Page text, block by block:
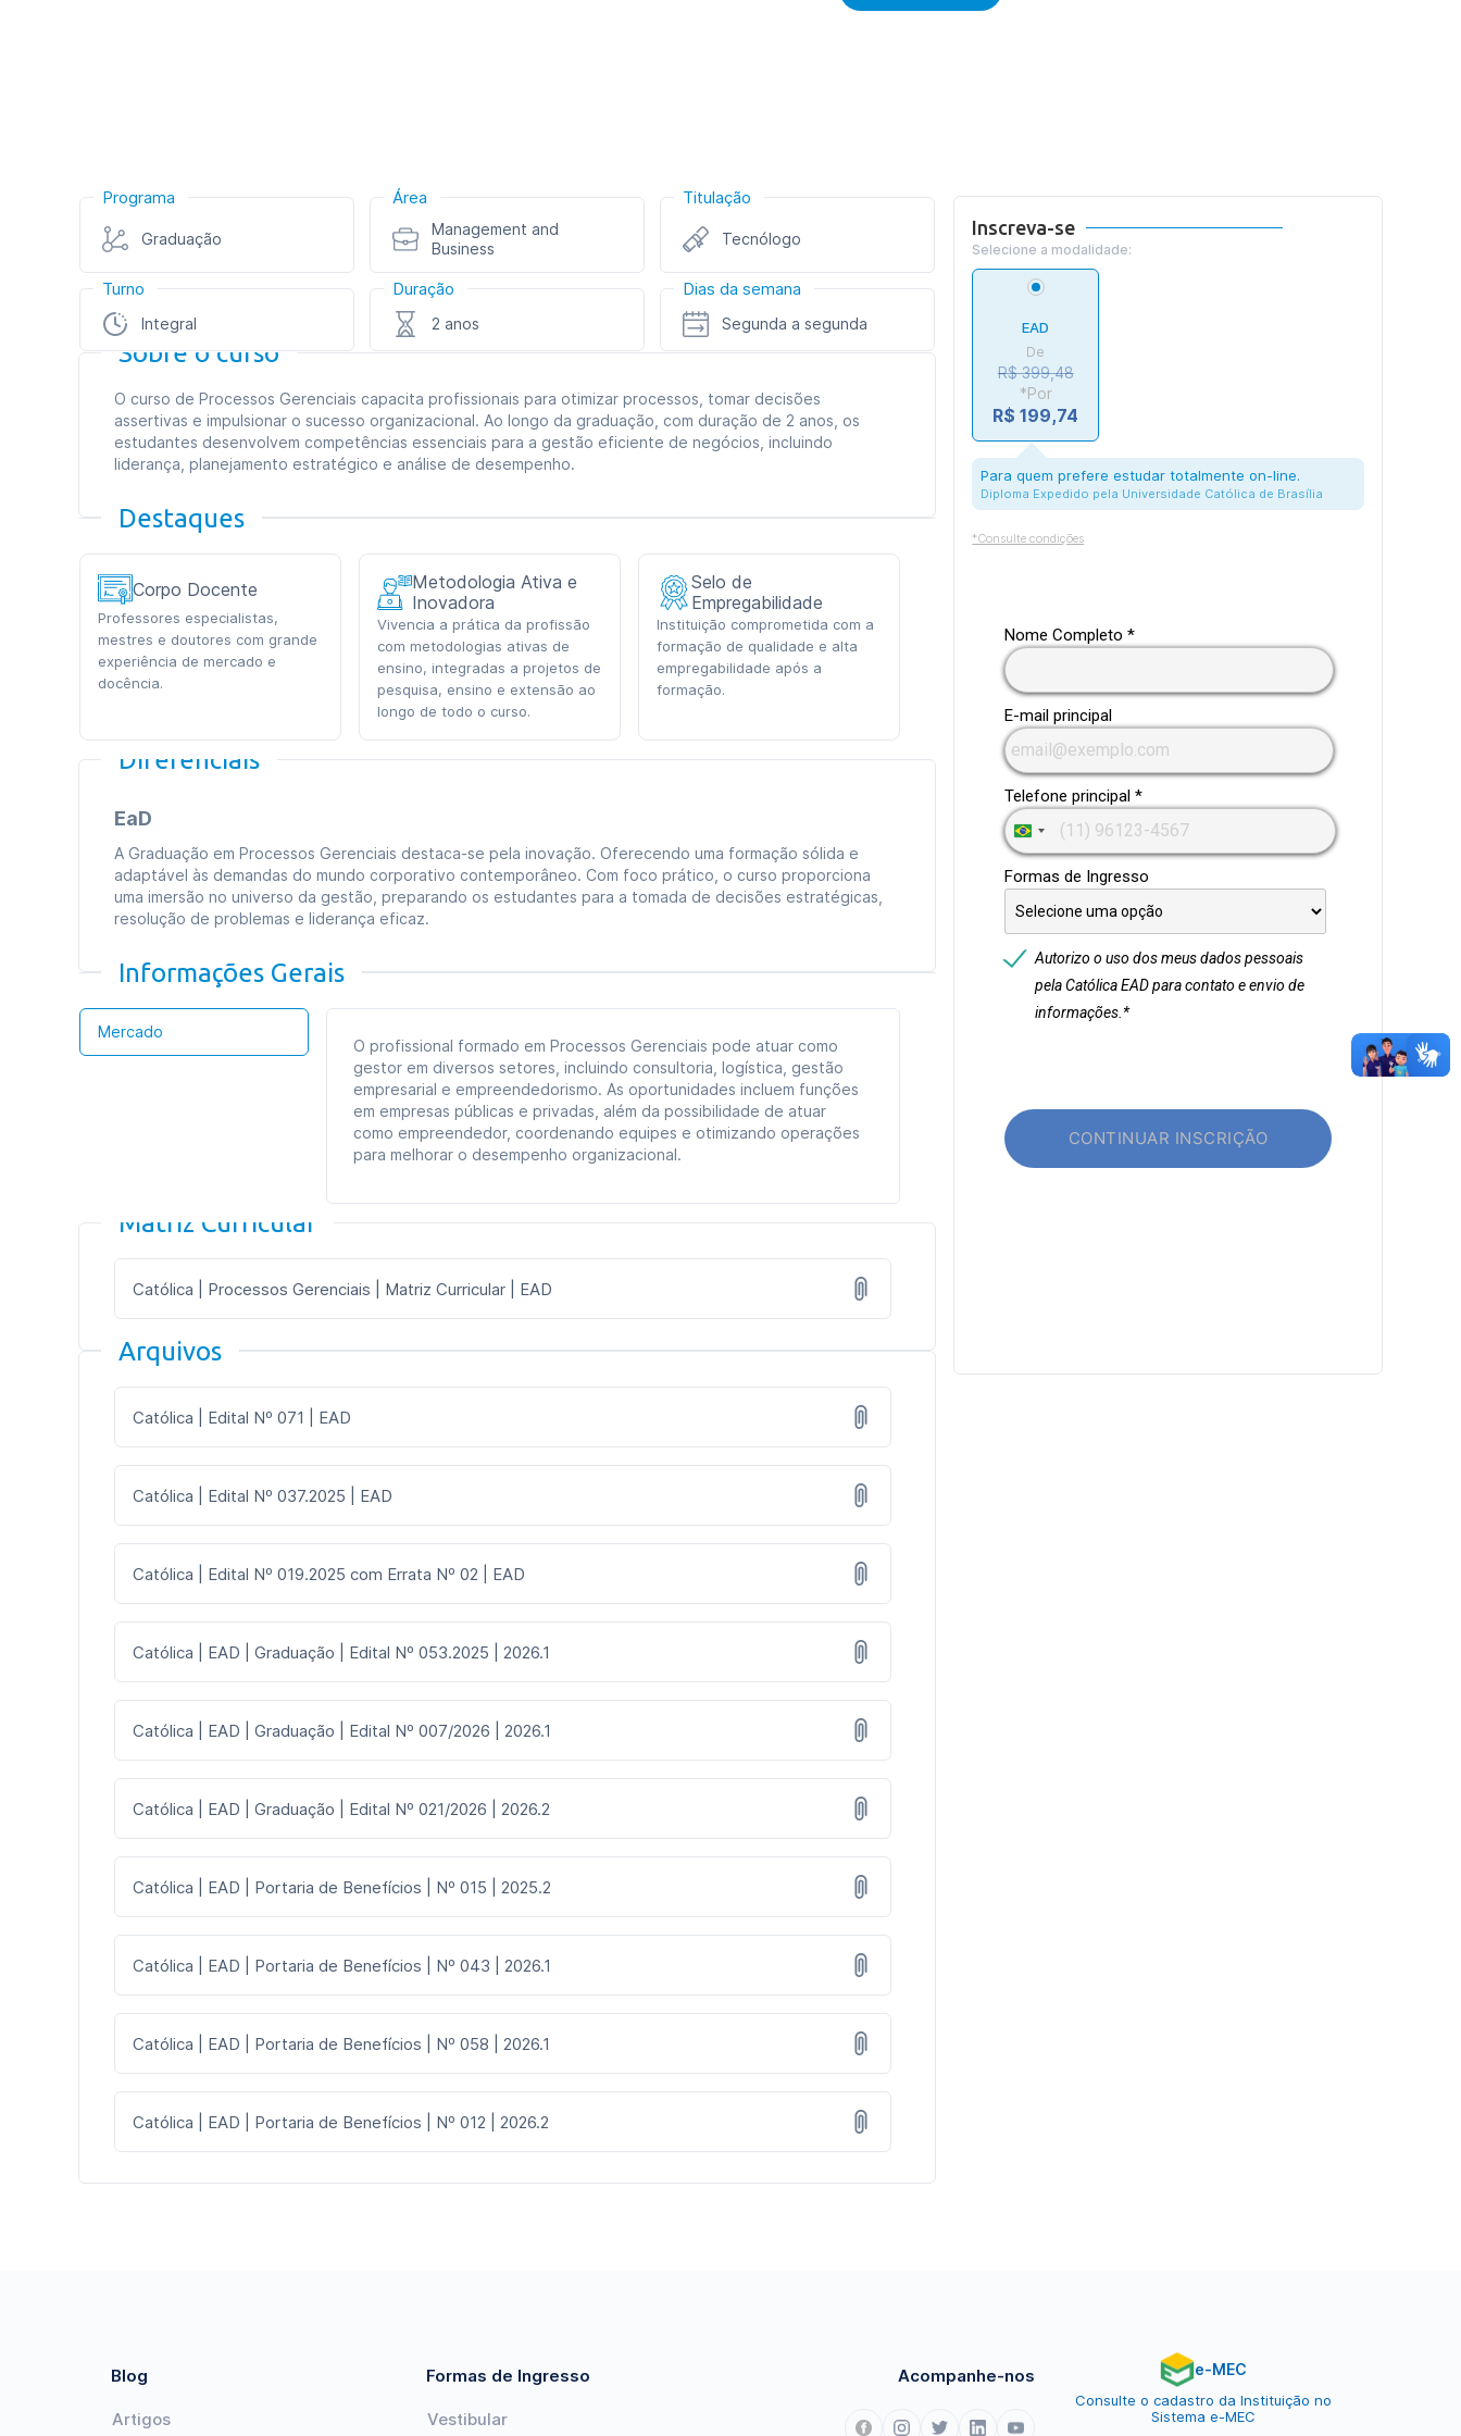
Programa
Graduação
Área
Management and
Business
Titulação
Tecnólogo
Turno
Integral
Duração
2 anos
Dias da semana
Segunda a segunda
Sobre o curso
O curso de Processos Gerenciais capacita profissionais para otimizar processos, tomar decisões
assertivas e impulsionar o sucesso organizacional. Ao longo da graduação, com duração de 2 anos, os
estudantes desenvolvem competências essenciais para a gestão eficiente de negócios, incluindo
liderança, planejamento estratégico e análise de desempenho.
Destaques
Corpo Docente
Professores especialistas,
mestres e doutores com grande
experiência de mercado e
docência.
Metodologia Ativa e
Inovadora
Vivencia a prática da profissão
com metodologias ativas de
ensino, integradas a projetos de
pesquisa, ensino e extensão ao
longo de todo o curso.
Selo de
Empregabilidade
Instituição comprometida com a
formação de qualidade e alta
empregabilidade após a
formação.
Diferenciais
EaD
A Graduação em Processos Gerenciais destaca-se pela inovação. Oferecendo uma formação sólida e
adaptável às demandas do mundo corporativo contemporâneo. Com foco prático, o curso proporciona
uma imersão no universo da gestão, preparando os estudantes para a tomada de decisões estratégicas,
resolução de problemas e liderança eficaz.
Informações Gerais
Mercado
O profissional formado em Processos Gerenciais pode atuar como
gestor em diversos setores, incluindo consultoria, logística, gestão
empresarial e empreendedorismo. As oportunidades incluem funções
em empresas públicas e privadas, além da possibilidade de atuar
como empreendedor, coordenando equipes e otimizando operações
para melhorar o desempenho organizacional.
Matriz Curricular
Católica | Processos Gerenciais | Matriz Curricular | EAD
Arquivos
Católica | Edital Nº 071 | EAD
Católica | Edital Nº 037.2025 | EAD
Católica | Edital Nº 019.2025 com Errata Nº 02 | EAD
Católica | EAD | Graduação | Edital Nº 053.2025 | 2026.1
Católica | EAD | Graduação | Edital Nº 007/2026 | 2026.1
Católica | EAD | Graduação | Edital Nº 021/2026 | 2026.2
Católica | EAD | Portaria de Benefícios | Nº 015 | 2025.2
Católica | EAD | Portaria de Benefícios | Nº 043 | 2026.1
Católica | EAD | Portaria de Benefícios | Nº 058 | 2026.1
Católica | EAD | Portaria de Benefícios | Nº 012 | 2026.2
Inscreva-se
Selecione a modalidade:
EAD
De
R$ 399,48
*Por
R$ 199,74
Para quem prefere estudar totalmente on-line.
Diploma Expedido pela Universidade Católica de Brasília
*Consulte condições
Blog
Artigos
Formas de Ingresso
Vestibular
Acompanhe-nos e-MEC
Consulte o cadastro da Instituição no
Sistema e-MEC